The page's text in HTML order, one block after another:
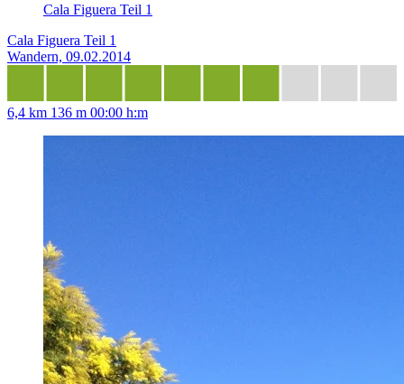
Cala Figuera Teil 1
Cala Figuera Teil 1
Wandern, 09.02.2014
6,4 km 136 m 00:00 h:m